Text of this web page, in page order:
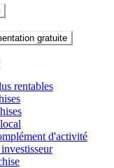
gratuite
rentables
d'activité